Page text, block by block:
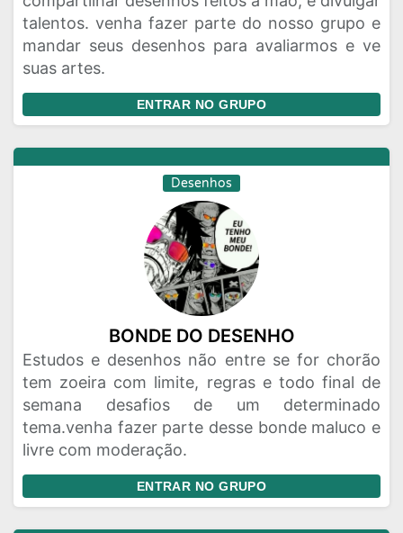
talentos. venha fazer parte do nosso grupo e
mandar seus desenhos para avaliarmos e ve
suas artes.
ENTRAR NO GRUPO
Desenhos
BONDE DO DESENHO
Estudos e desenhos não entre se for chorão
tem zoeira com limite, regras e todo final de
semana desafios de um determinado
tema.venha fazer parte desse bonde maluco e
livre com moderação.
ENTRAR NO GRUPO